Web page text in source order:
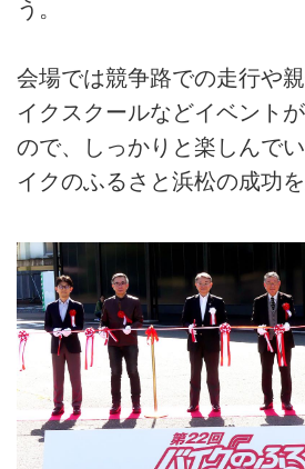
う。
会場では競争路での走行や
イクスクールなどイベント
ので、しっかりと楽しんで
イクのふるさと浜松の成功を